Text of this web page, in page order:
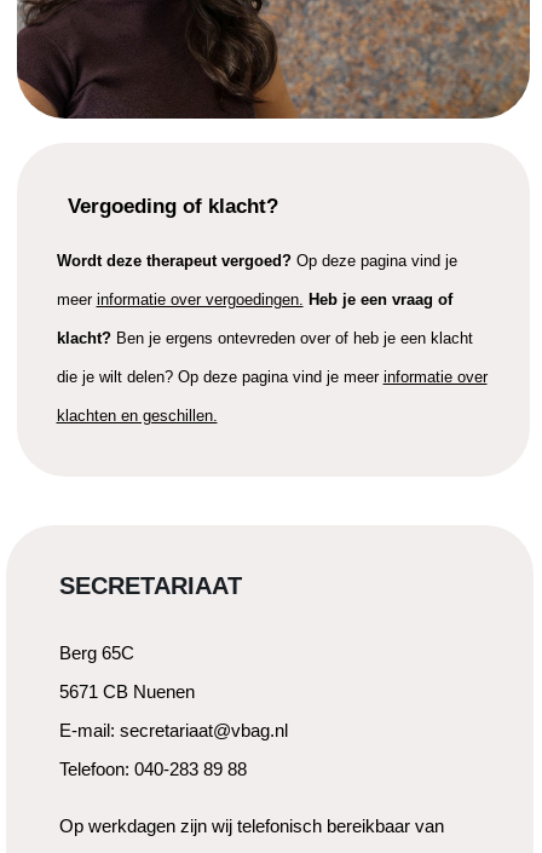
Vergoeding of klacht?
Wordt deze therapeut vergoed?Op deze pagina vind je
meer informatie over vergoedingen. Heb je een vraag of
klacht? Ben je ergens ontevreden over of heb je een klacht
die je wilt delen? Op deze pagina vind je meer informatie over
klachten en geschillen.
SECRETARIAAT
Berg 65C
5671 CB Nuenen
E-mail: secretariaat@vbag.nl
Telefoon: 040-283 89 88
Op werkdagen zijn wij telefonisch bereikbaar van